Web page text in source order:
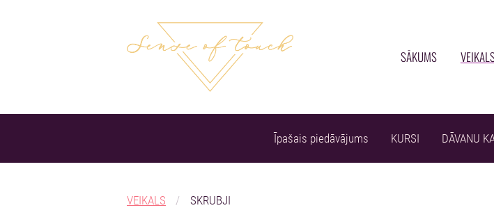
SĀKUMS
Īpašais piedāvājums KURSI DĀVANU
VEIKALS SKRUBJI